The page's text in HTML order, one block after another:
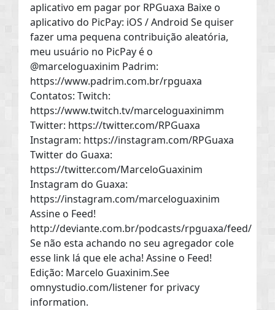
aplicativo em pagar por RPGuaxa Baixe o
aplicativo do PicPay: iOS / Android Se quiser
fazer uma pequena contribuição aleatória,
meu usuário no PicPay é o
@marceloguaxinim Padrim:
https://www.padrim.com.br/rpguaxa
Contatos: Twitch:
https://www.twitch.tv/marceloguaxinimm
Twitter: https://twitter.com/RPGuaxa
Instagram: https://instagram.com/RPGuaxa
Twitter do Guaxa:
https://twitter.com/MarceloGuaxinim
Instagram do Guaxa:
https://instagram.com/marceloguaxinim
Assine o Feed!
http://deviante.com.br/podcasts/rpguaxa/feed/
Se não esta achando no seu agregador cole
esse link lá que ele acha! Assine o Feed!
Edição: Marcelo Guaxinim.See
omnystudio.com/listener for privacy
information.